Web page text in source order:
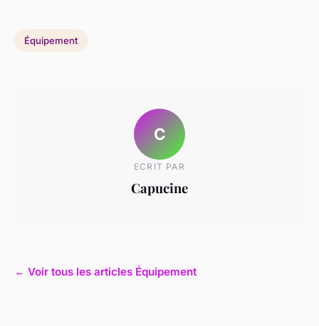
Équipement
C
ECRIT PAR
Capucine
← Voir tous les articles Équipement